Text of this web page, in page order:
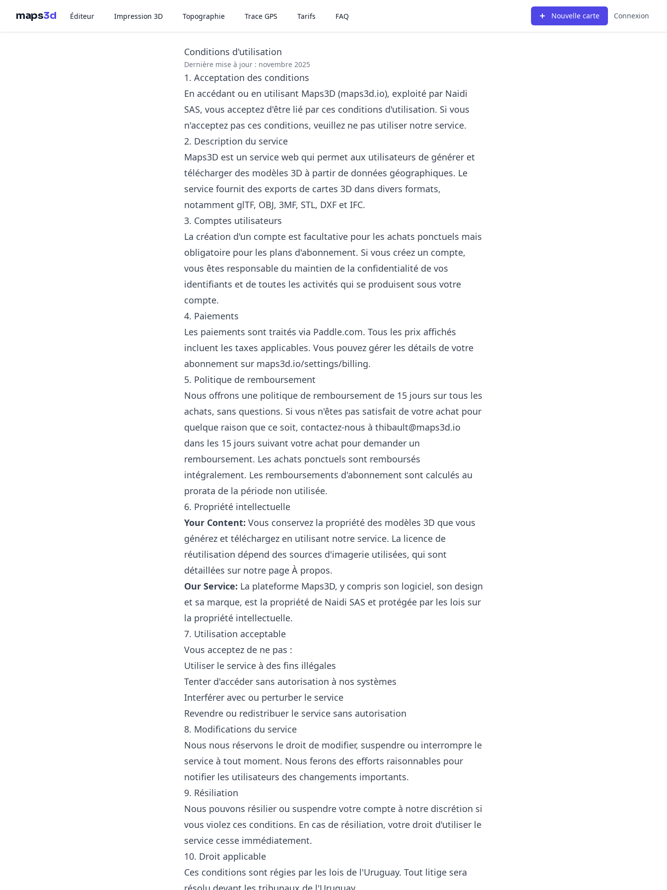
maps3d Éditeur Impression 3D Topographie Trace GPS Tarifs FAQ Nouvelle carte Connexion
Conditions d'utilisation
Dernière mise à jour : novembre 2025
1. Acceptation des conditions
En accédant ou en utilisant Maps3D (maps3d.io), exploité par Naidi
SAS, vous acceptez d'être lié par ces conditions d'utilisation. Si vous
n'acceptez pas ces conditions, veuillez ne pas utiliser notre service.
2. Description du service
Maps3D est un service web qui permet aux utilisateurs de générer et
télécharger des modèles 3D à partir de données géographiques. Le
service fournit des exports de cartes 3D dans divers formats,
notamment glTF, OBJ, 3MF, STL, DXF et IFC.
3. Comptes utilisateurs
La création d'un compte est facultative pour les achats ponctuels mais
obligatoire pour les plans d'abonnement. Si vous créez un compte,
vous êtes responsable du maintien de la confidentialité de vos
identifiants et de toutes les activités qui se produisent sous votre
compte.
4. Paiements
Les paiements sont traités via Paddle.com. Tous les prix affichés
incluent les taxes applicables. Vous pouvez gérer les détails de votre
abonnement sur maps3d.io/settings/billing.
5. Politique de remboursement
Nous offrons une politique de remboursement de 15 jours sur tous les
achats, sans questions. Si vous n'êtes pas satisfait de votre achat pour
quelque raison que ce soit, contactez-nous à thibault@maps3d.io
dans les 15 jours suivant votre achat pour demander un
remboursement. Les achats ponctuels sont remboursés
intégralement. Les remboursements d'abonnement sont calculés au
prorata de la période non utilisée.
6. Propriété intellectuelle
Your Content: Vous conservez la propriété des modèles 3D que vous
générez et téléchargez en utilisant notre service. La licence de
réutilisation dépend des sources d'imagerie utilisées, qui sont
détaillées sur notre page À propos.
Our Service: La plateforme Maps3D, y compris son logiciel, son design
et sa marque, est la propriété de Naidi SAS et protégée par les lois sur
la propriété intellectuelle.
7. Utilisation acceptable
Vous acceptez de ne pas :
Utiliser le service à des fins illégales
Tenter d'accéder sans autorisation à nos systèmes
Interférer avec ou perturber le service
Revendre ou redistribuer le service sans autorisation
8. Modifications du service
Nous nous réservons le droit de modifier, suspendre ou interrompre le
service à tout moment. Nous ferons des efforts raisonnables pour
notifier les utilisateurs des changements importants.
9. Résiliation
Nous pouvons résilier ou suspendre votre compte à notre discrétion si
vous violez ces conditions. En cas de résiliation, votre droit d'utiliser le
service cesse immédiatement.
10. Droit applicable
Ces conditions sont régies par les lois de l'Uruguay. Tout litige sera